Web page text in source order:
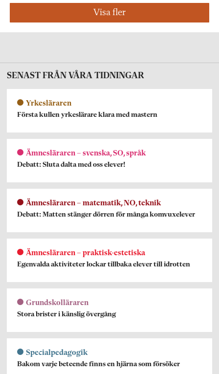
Visa fler
SENAST FRÅN VÅRA TIDNINGAR
Yrkesläraren
Första kullen yrkeslärare klara med mastern
Ämnesläraren – svenska, SO, språk
Debatt: Sluta dalta med oss elever!
Ämnesläraren – matematik, NO, teknik
Debatt: Matten stänger dörren för många komvuxelever
Ämnesläraren – praktisk-estetiska
Egenvalda aktiviteter lockar tillbaka elever till idrotten
Grundskolläraren
Stora brister i känslig övergång
Specialpedagogik
Bakom varje beteende finns en hjärna som försöker